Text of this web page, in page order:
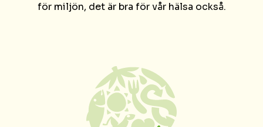
för miljön, det är bra för vår hälsa också.